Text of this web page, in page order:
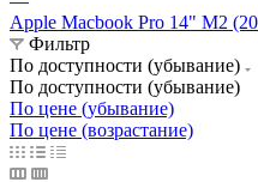
Apple Macbook Pro 14" M2
Фильтр
По доступности (убывание)
По доступности (убывание)
По цене (убывание)
По цене (возрастание)